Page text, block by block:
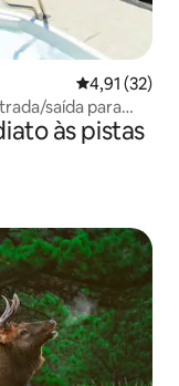
Classificação
4,91 (32)
saída para
às pistas